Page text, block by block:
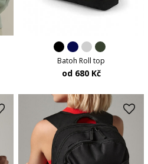
Batoh Roll top
od 680 Kč